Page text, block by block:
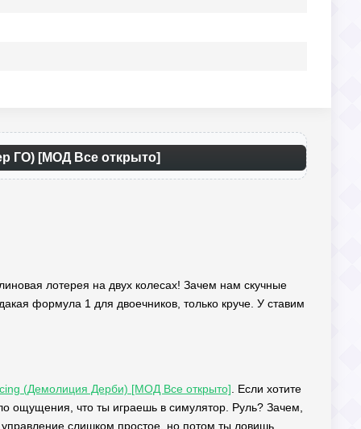
ГО) [МОД Все открыто]
лотерея на двух колесах! Зачем нам скучные
формула 1 для двоечников, только круче. У ставим
(Демолиция Дерби) [МОД Все открыто] . Если хотите
ощущения, что ты играешь в симулятор. Руль? Зачем,
слишком простое, но потом ты ловишь